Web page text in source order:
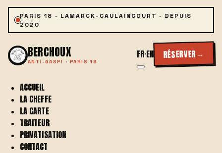
PARIS 18 · LAMARCK-CAULAINCOURT · DEPUIS
2020
BERCHOUX
ANTI-GASPI · PARIS 18
FR·EN RÉSERVER →
ACCUEIL
LA CHEFFE
LA CARTE
TRAITEUR
PRIVATISATION
CONTACT